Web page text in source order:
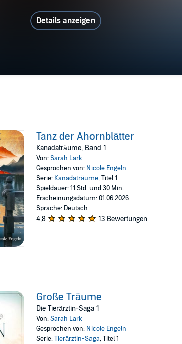
Details anzeigen
Tanz der Ahornblätter
Kanadaträume, Band 1
Von:Sarah Lark
Gesprochen von: Nicole Engeln
Serie: Kanadaträume, Titel 1
Spieldauer: 11 Std. und 30 Min.
Erscheinungsdatum: 01.06.2026
Sprache: Deutsch
4,8 13 Bewertungen
Große Träume
Die Tierärztin-Saga 1
Von:Sarah Lark
Gesprochen von: Nicole Engeln
Serie:Tierärztin-Saga, Titel 1